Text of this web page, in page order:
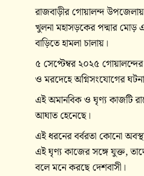
রাজবাড়ীর গোয়ালন্দ
খুলনা মহাসড়কের পদ্মার মোড়
বাড়িতে হামলা চালায়।
৫ সেপ্টেম্বর ২০২৫
ও মরদেহে অগ্নিসংযোগের
এই অমানবিক ও ঘৃণ্য কাজটি
আঘাত হেনেছে।
এই ধরনের বর্বরতা কোনো
এই ঘৃণ্য কাজের সঙ্গে যুক্ত,
বলে মনে করছে দেশবাসী।